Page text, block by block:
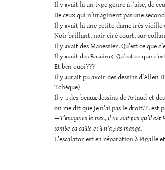
Il y avait là un type genre à l’aise, de
De ceux qui n’imaginent pas une
Il y avait là une petite dame très vieille
Noir brillant, noir ciré court, sur
Il y avait des Manessier. Qu’est ce que
Il y avait des Bazaine; Qu’est ce que
Et ben quoi???
Il y aurait pu avoir des dessins d’Allen
Tchèque)
Il y a des beaux dessins de Artaud et
on me dit que je n’ai pas le droit.T. est
—T’imagines le mec, il ne sait pas qu’il
tombe ça caille et il n’a pas mangé.
L’escalator est en réparation à Pigalle